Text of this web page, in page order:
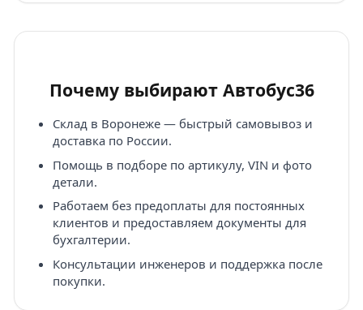
Почему выбирают Автобус36
Склад в Воронеже — быстрый самовывоз и
доставка по России.
Помощь в подборе по артикулу, VIN и фото
детали.
Работаем без предоплаты для постоянных
клиентов и предоставляем документы для
бухгалтерии.
Консультации инженеров и поддержка после
покупки.